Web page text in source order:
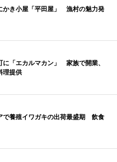
かき小屋「平田屋」 漁村の魅力発
に「エカルマカン」 家族で開業、
理提供
で養殖イワガキの出荷最盛期 飲食